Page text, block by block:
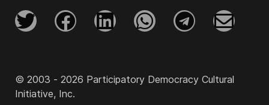
© 2003 - 2026 Participatory Democracy Cultural
Initiative, Inc.